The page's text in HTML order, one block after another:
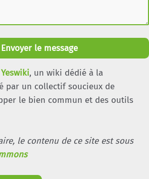
Envoyer le message
Yeswiki, un wiki dédié à la
par un collectif soucieux de
le bien commun et des outils
le contenu de ce site est sous